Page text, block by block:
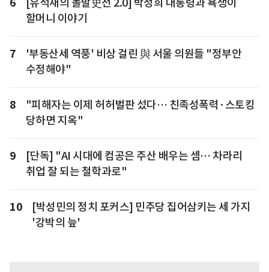
6
[유석재의 돌발史전 2.0] 박정희 대통령과 욕쟁이
할머니 이야기
7
'부동산세 역풍' 비상 걸린 與 서울 의원들 "정부안
수정해야"
8
"피해자는 이제 허허벌판 섰다… 친족성폭력·스토킹
당하면 지옥"
9
[단독] "AI 시대에 컴공은 주산 배우는 셈… 차라리
취업 잘 되는 철학과로"
10
[박성민의 정치 포커스] 민주당 집어삼키는 세 가지
'강박의 늪'